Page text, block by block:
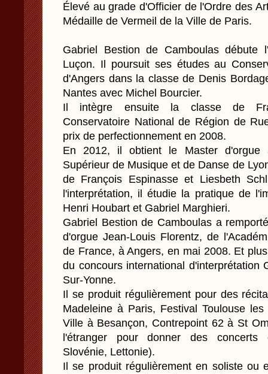
Élevé au grade d'Officier de l'Ordre des
Médaille de Vermeil de la Ville de Paris.
Gabriel Bestion de Camboulas débute
Luçon. Il poursuit ses études au
d'Angers dans la classe de Denis
Nantes avec Michel Bourcier.
Il intègre ensuite la classe de
Conservatoire National de Région de
prix de perfectionnement en 2008.
En 2012, il obtient le Master d'orgue
Supérieur de Musique et de Danse de
de François Espinasse et Liesbeth
l'interprétation, il étudie la pratique de
Henri Houbart et Gabriel Marghieri.
Gabriel Bestion de Camboulas a
d'orgue Jean-Louis Florentz, de
de France, à Angers, en mai 2008. Et
du concours international d'interprétation
Sur-Yonne.
Il se produit régulièrement pour des
Madeleine à Paris, Festival Toulouse
Ville à Besançon, Contrepoint 62 à St
l'étranger pour donner des concerts
Slovénie, Lettonie).
Il se produit régulièrement en soliste ou